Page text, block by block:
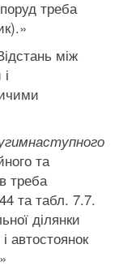
треба
між
та
треба
та табл. 7.7.
ділянки
автостоянок